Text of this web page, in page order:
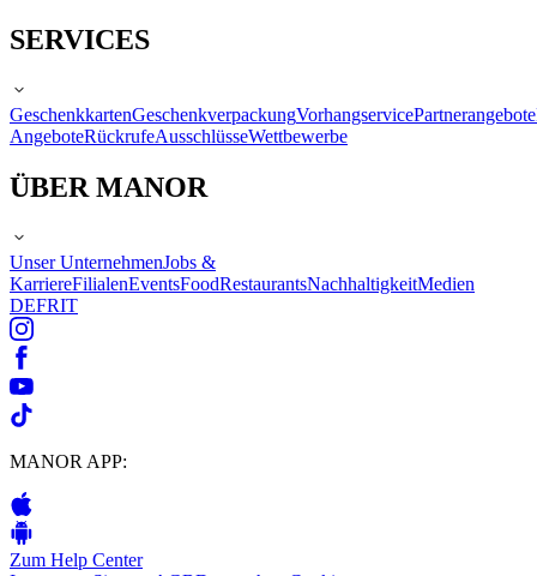
SERVICES
GeschenkkartenGeschenkverpackungVorhangservicePartnerangebote
AngeboteRückrufeAusschlüsseWettbewerbe
ÜBER MANOR
Unser UnternehmenJobs &
KarriereFilialenEventsFoodRestaurantsNachhaltigkeitMedien
DEFRIT
MANOR APP:
Zum Help Center